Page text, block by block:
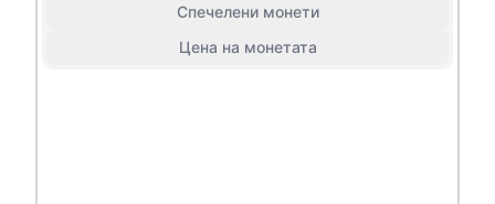
Спечелени монети
Цена на монетата